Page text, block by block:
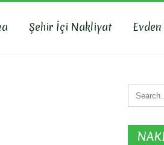
Şehir İçi Nakliyat